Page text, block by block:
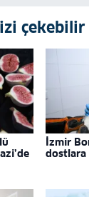
çekebilir
İzmir